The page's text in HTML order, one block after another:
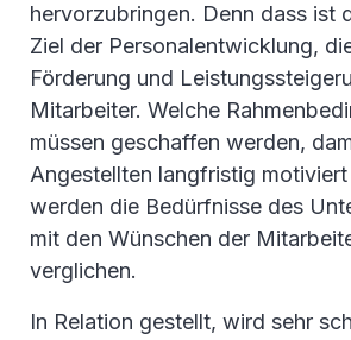
hervorzubringen. Denn dass ist
Ziel der Personalentwicklung,
Förderung und
Mitarbeiter. Welche
müssen geschaffen werden,
Angestellten langfristig
werden die Bedürfnisse des
mit den Wünschen der
verglichen.
In Relation gestellt, wird sehr